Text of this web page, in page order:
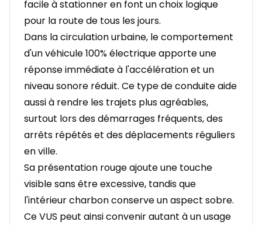
facile à stationner en font un choix logique
pour la route de tous les jours.
Dans la circulation urbaine, le comportement
d'un véhicule 100% électrique apporte une
réponse immédiate à l'accélération et un
niveau sonore réduit. Ce type de conduite aide
aussi à rendre les trajets plus agréables,
surtout lors des démarrages fréquents, des
arrêts répétés et des déplacements réguliers
en ville.
Sa présentation rouge ajoute une touche
visible sans être excessive, tandis que
l'intérieur charbon conserve un aspect sobre.
Ce VUS peut ainsi convenir autant à un usage